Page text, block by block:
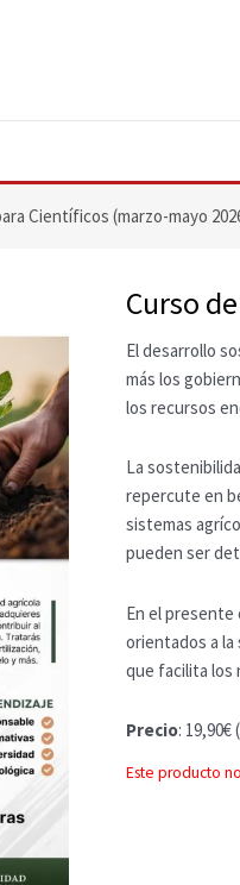
Científicos (marzo-mayo
Curso
El desarrollo
más los
los recursos
La
repercute en
sistemas
pueden ser
En el presente
orientados a la
que facilita los
Precio:
Este producto